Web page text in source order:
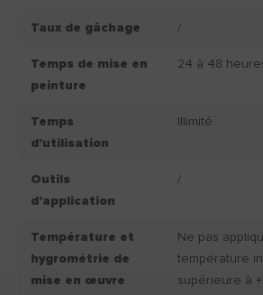
Taux de gâchage /
Temps de mise en
peinture
24 à 48
Temps
d'utilisation
Illimité.
Outils
d'application
/
Température et
hygrométrie de
mise en œuvre
Ne pas
température
supérieure à